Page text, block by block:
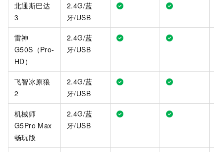
北通斯巴达
3
2.4G/蓝
牙/USB
雷神
G50S（Pro-
HD）
2.4G/蓝
牙/USB
飞智冰原狼
2
2.4G/蓝
牙/USB
机械师
G5Pro Max
畅玩版
2.4G/蓝
牙/USB